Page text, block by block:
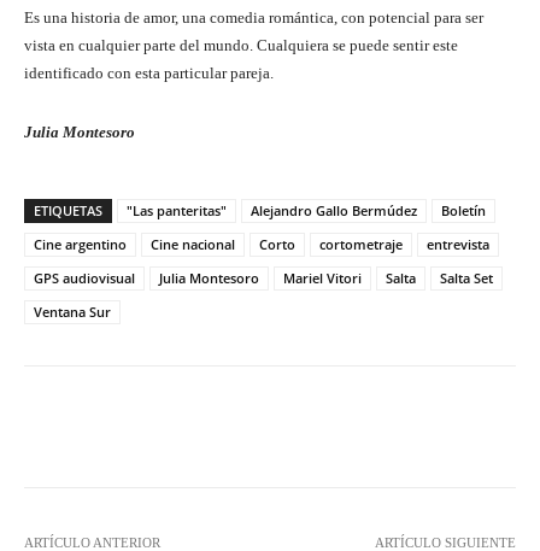
Es una historia de amor, una comedia romántica, con potencial para ser
vista en cualquier parte del mundo. Cualquiera se puede sentir este
identificado con esta particular pareja.
Julia Montesoro
ETIQUETAS "Las panteritas" Alejandro Gallo Bermúdez
Boletín
Cine argentino
Cine nacional Corto cortometraje
entrevista
GPS audiovisual
Julia Montesoro Mariel Vitori Salta
Salta Set
Ventana Sur
ARTÍCULO ANTERIOR ARTÍCULO SIGUIENTE